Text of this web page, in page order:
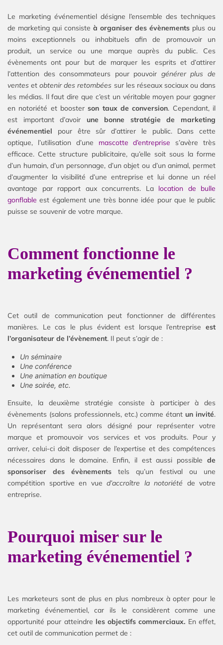
Le marketing événementiel désigne l’ensemble des techniques
de marketing qui consiste à organiser des évènements plus ou
moins exceptionnels ou inhabituels afin de promouvoir un
produit, un service ou une marque auprès du public. Ces
évènements ont pour but de marquer les esprits et d’attirer
l’attention des consommateurs pour pouvoir générer plus de
ventes etobtenir des retombées sur les réseaux sociaux ou dans
les médias. Il faut dire que c’est un véritable moyen pour gagner
en notoriété et boosterson taux de conversion. Cependant, il
est important d’avoir une bonne stratégie de marketing
événementiel pour être sûr d’attirer le public. Dans cette
optique, l’utilisation d’une mascotte d’entreprise s’avère très
efficace. Cette structure publicitaire, qu’elle soit sous la forme
d’un humain, d’un personnage, d’un objet ou d’un animal, permet
d’augmenter la visibilité d’une entreprise et lui donne un réel
avantage par rapport aux concurrents. La location de bulle
gonflable est également une très bonne idée pour que le public
puisse se souvenir de votre marque.
Comment fonctionne le
marketing événementiel ?
Cet outil de communication peut fonctionner de différentes
manières. Le cas le plus évident est lorsque l’entreprise est
l’organisateur de l’évènement. Il peut s’agir de :
Un séminaire
Une conférence
Une animation en boutique
Une soirée, etc.
Ensuite, la deuxième stratégie consiste à participer à des
évènements (salons professionnels, etc.) comme étant un invité.
Un représentant sera alors désigné pour représenter votre
marque et promouvoir vos services et vos produits. Pour y
arriver, celui-ci doit disposer de l’expertise et des compétences
nécessaires dans le domaine. Enfin, il est aussi possible de
sponsoriser des évènements tels qu’un festival ou une
compétition sportive en vue d’accroître la notoriété de votre
entreprise.
Pourquoi miser sur le
marketing événementiel ?
Les marketeurs sont de plus en plus nombreux à opter pour le
marketing événementiel, car ils le considèrent comme une
opportunité pour atteindre les objectifs commerciaux. En effet,
cet outil de communication permet de :